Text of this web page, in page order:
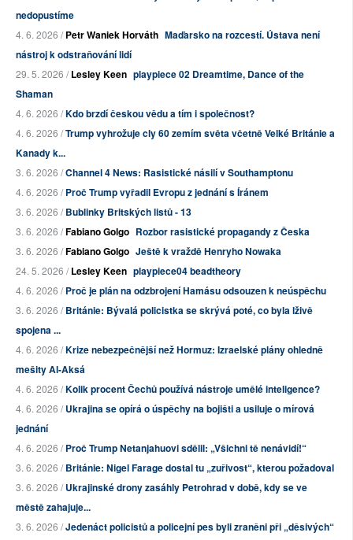
nedopustíme
4. 6. 2026 /Petr Waniek Horváth Maďarsko na rozcestí. Ústava není
nástroj k odstraňování lidí
29. 5. 2026 /Lesley Keen playpiece 02 Dreamtime, Dance of the
Shaman
4. 6. 2026 /Kdo brzdí českou vědu a tím i společnost?
4. 6. 2026 /Trump vyhrožuje cly 60 zemím světa včetně Velké Británie a
Kanady k...
3. 6. 2026 /Channel 4 News: Rasistické násilí v Southamptonu
4. 6. 2026 /Proč Trump vyřadil Evropu z jednání s Íránem
3. 6. 2026 /Bublinky Britských listů - 13
3. 6. 2026 /Fabiano Golgo Rozbor rasistické propagandy z Česka
3. 6. 2026 /Fabiano Golgo Ještě k vraždě Henryho Nowaka
24. 5. 2026 /Lesley Keen playpiece04 beadtheory
4. 6. 2026 /Proč je plán na odzbrojení Hamásu odsouzen k neúspěchu
3. 6. 2026 /Británie: Bývalá policistka se skrývá poté, co byla lživě
spojena ...
4. 6. 2026 /Krize nebezpečnější než Hormuz: Izraelské plány ohledně
mešity Al-Aksá
4. 6. 2026 /Kolik procent Čechů používá nástroje umělé inteligence?
4. 6. 2026 /Ukrajina se opírá o úspěchy na bojišti a usiluje o mírová
jednání
4. 6. 2026 /Proč Trump Netanjahuovi sdělil: „Všichni tě nenávidí!“
3. 6. 2026 /Británie: Nigel Farage dostal tu „zuřivost“, kterou požadoval
3. 6. 2026 /Ukrajinské drony zasáhly Petrohrad v době, kdy se ve
městě zahajuje...
3. 6. 2026 /Jedenáct policistů a policejní pes byli zraněni při „děsivých“